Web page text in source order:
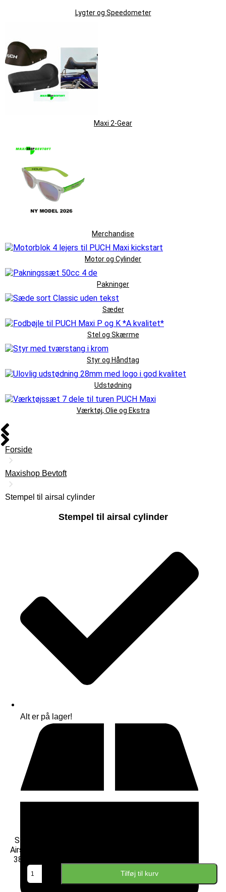
Lygter og Speedometer
Maxi 2-Gear
Merchandise
Motor og Cylinder
Pakninger
Sæder
Stel og Skærme
Styr og Håndtag
Udstødning
Værktøj, Olie og Ekstra
Forside
Maxishop Bevtoft
Stempel til airsal cylinder
Stempel til airsal cylinder
Alt er på lager!
Stempel til
Airsal cylinder
38mm antal
Tilføj til kurv